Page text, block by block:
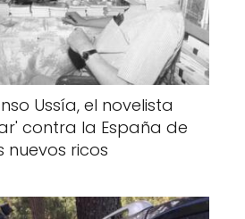
Ussía, el novelista
contra la España de
nuevos ricos